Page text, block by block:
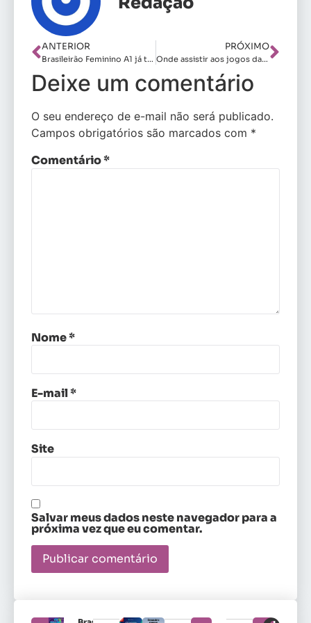
ANTERIOR
Brasileirão Feminino A1 já tem seis times classificados e um rebaixado
PRÓXIMO
Onde assistir aos jogos da 14ª rodada do Brasileirão Feminino A1
Deixe um comentário
O seu endereço de e-mail não será publicado.
Campos obrigatórios são marcados com *
Comentário*
Nome*
E-mail*
Site
Salvar meus dados neste navegador para a
próxima vez que eu comentar.